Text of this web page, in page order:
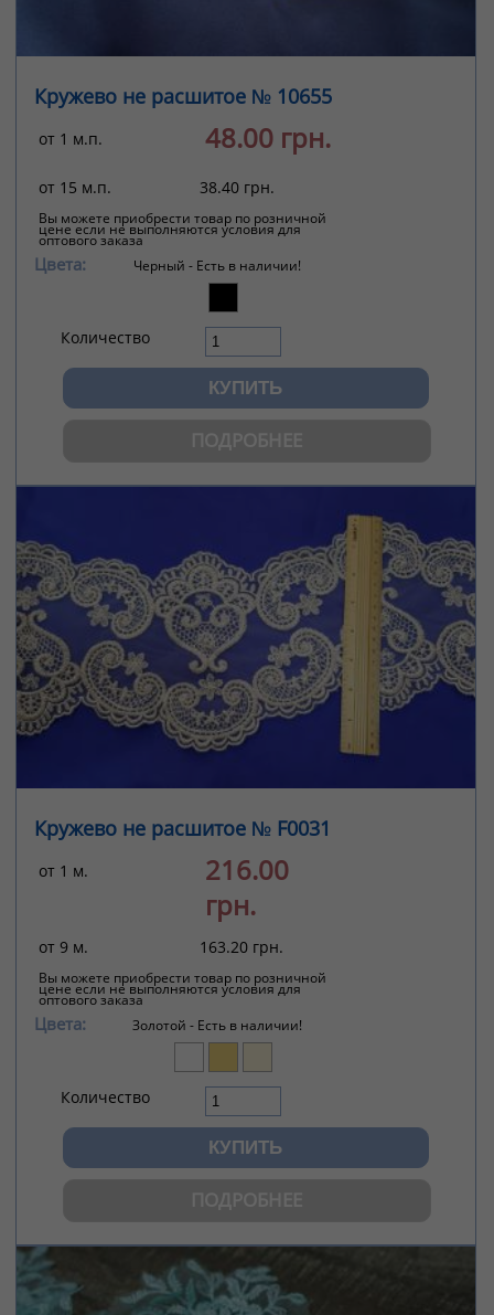
Кружево не расшитое № 10655
от 1 м.п. 48.00 грн.
от 15 м.п. 38.40 грн.
Вы можете приобрести товар по розничной
цене если не выполняются условия для
оптового заказа
Цвета: Черный - Есть в наличии!
Количество
Кружево не расшитое № F0031
от 1 м.
216.00
грн.
от 9 м. 163.20 грн.
Вы можете приобрести товар по розничной
цене если не выполняются условия для
оптового заказа
Цвета: Золотой - Есть в наличии!
Количество